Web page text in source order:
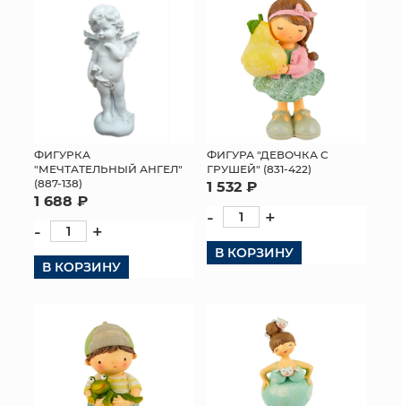
ФИГУРКА
"МЕЧТАТЕЛЬНЫЙ АНГЕЛ"
(887-138)
1 688 ₽
- +
В КОРЗИНУ
ФИГУРА "ДЕВОЧКА С
ГРУШЕЙ" (831-422)
1 532 ₽
- +
В КОРЗИНУ